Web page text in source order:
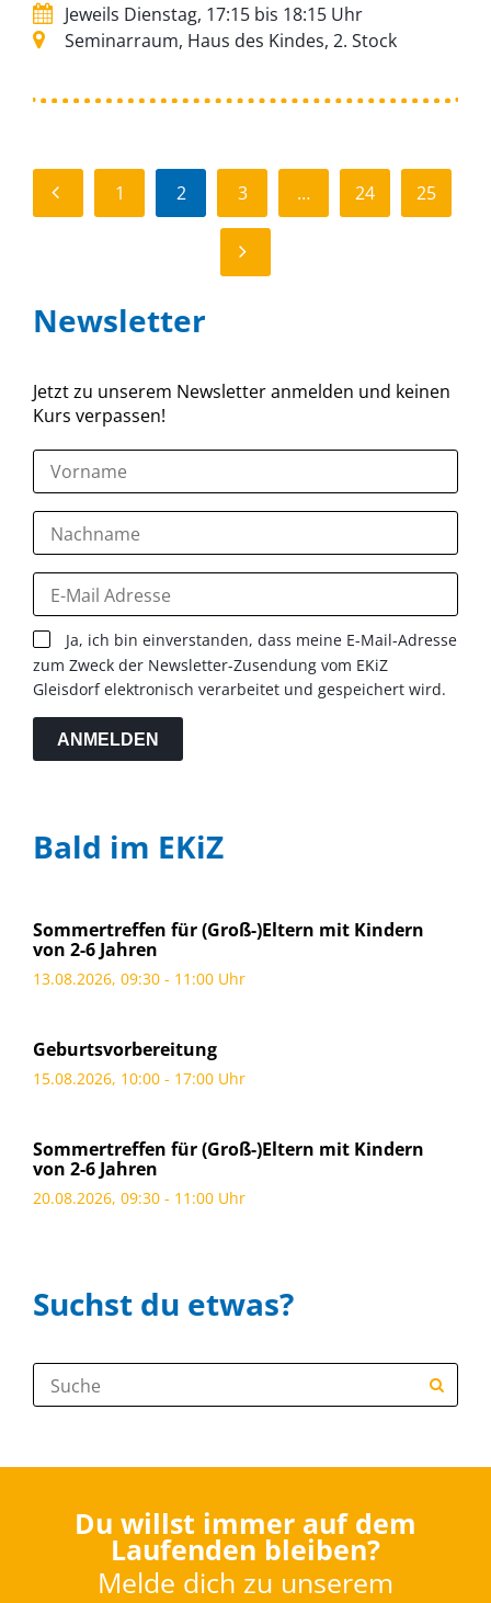
Newsletter
Jetzt zu unserem Newsletter anmelden und keinen
Kurs verpassen!
Ja, ich bin einverstanden, dass meine E-Mail-Adresse
zum Zweck der Newsletter-Zusendung vom EKiZ
Gleisdorf elektronisch verarbeitet und gespeichert wird.
ANMELDEN
Bald im EKiZ
Sommertreffen für (Groß-)Eltern mit Kindern
von 2-6 Jahren
13.08.2026, 09:30 - 11:00 Uhr
Geburtsvorbereitung
15.08.2026, 10:00 - 17:00 Uhr
Sommertreffen für (Groß-)Eltern mit Kindern
von 2-6 Jahren
20.08.2026, 09:30 - 11:00 Uhr
Suchst du etwas?
Suche:
Jeweils Dienstag, 17:15 bis 18:15 Uhr
Seminarraum, Haus des Kindes, 2. Stock
ZURÜCK1 2 3 … 24 25
WEITER
Du willst immer auf dem
Laufenden bleiben?
Melde dich zu unserem